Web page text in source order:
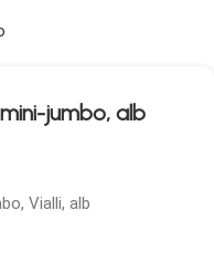
jumbo, alb
Vialli, alb